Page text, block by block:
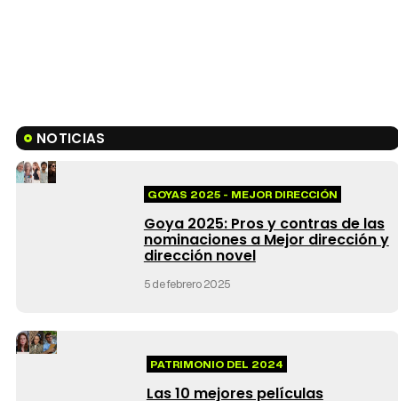
NOTICIAS
GOYAS 2025 - MEJOR DIRECCIÓN
Goya 2025: Pros y contras de las
nominaciones a Mejor dirección y
dirección novel
5 de febrero 2025
PATRIMONIO DEL 2024
Las 10 mejores películas